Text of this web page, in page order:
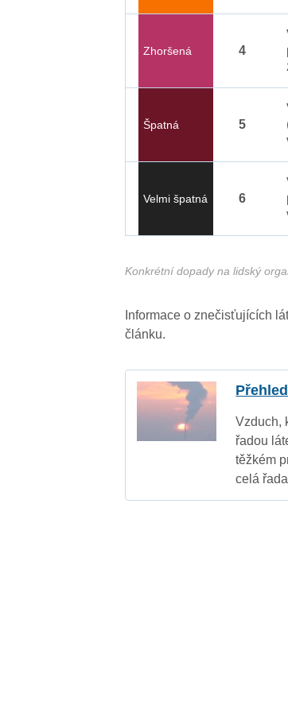
Zhoršená 4
Špatná 5
Velmi špatná 6
Konkrétní dopady na lidský
Informace o znečisťujících
článku.
Vzduch,
řadou
těžkém
celá